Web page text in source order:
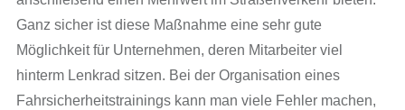
Ganz sicher ist diese Maßnahme eine sehr gute
Möglichkeit für Unternehmen, deren Mitarbeiter viel
hinterm Lenkrad sitzen. Bei der Organisation eines
Fahrsicherheitstrainings kann man viele Fehler machen,